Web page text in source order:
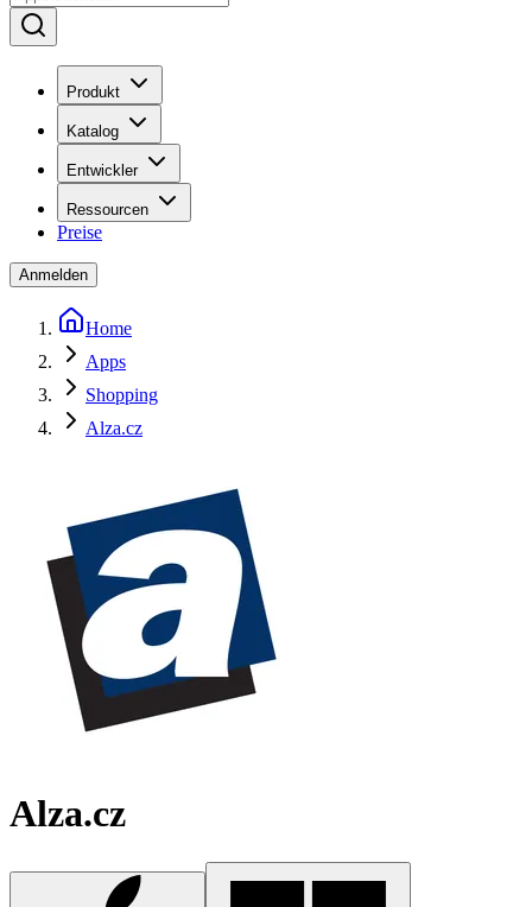
Produkt
Katalog
Entwickler
Ressourcen
Preise
Anmelden
Home
Apps
Shopping
Alza.cz
Alza.cz